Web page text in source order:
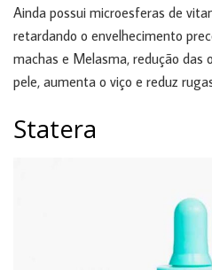
Ainda possui microesferas de
retardando o envelhecimento
machas e Melasma, redução das
pele, aumenta o viço e reduz
Statera